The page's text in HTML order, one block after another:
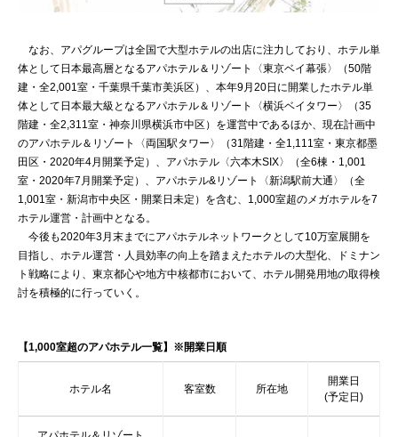
なお、アパグループは全国で大型ホテルの出店に注力しており、ホテル単
体として日本最高層となるアパホテル＆リゾート〈東京ベイ幕張〉（50階
建・全2,001室・千葉県千葉市美浜区）、本年9月20日に開業したホテル単
体として日本最大級となるアパホテル＆リゾート〈横浜ベイタワー〉（35
階建・全2,311室・神奈川県横浜市中区）を運営中であるほか、現在計画中
のアパホテル＆リゾート〈両国駅タワー〉（31階建・全1,111室・東京都墨
田区・2020年4月開業予定）、アパホテル〈六本木SIX〉（全6棟・1,001
室・2020年7月開業予定）、アパホテル&リゾート〈新潟駅前大通〉（全
1,001室・新潟市中央区・開業日未定）を含む、1,000室超のメガホテルを7
ホテル運営・計画中となる。
今後も2020年3月末までにアパホテルネットワークとして10万室展開を
目指し、ホテル運営・人員効率の向上を踏まえたホテルの大型化、ドミナン
ト戦略により、東京都心や地方中核都市において、ホテル開発用地の取得検
討を積極的に行っていく。
【1,000室超のアパホテル一覧】※開業日順
ホテル名 客室数 所在地
開業日
(予定日)